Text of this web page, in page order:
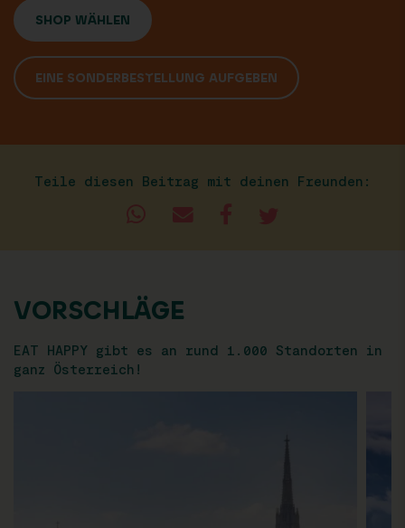
SHOP WÄHLEN
EINE SONDERBESTELLUNG AUFGEBEN
Teile diesen Beitrag mit deinen Freunden:
VORSCHLÄGE
EAT HAPPY gibt es an rund 1.000 Standorten in
ganz Österreich!